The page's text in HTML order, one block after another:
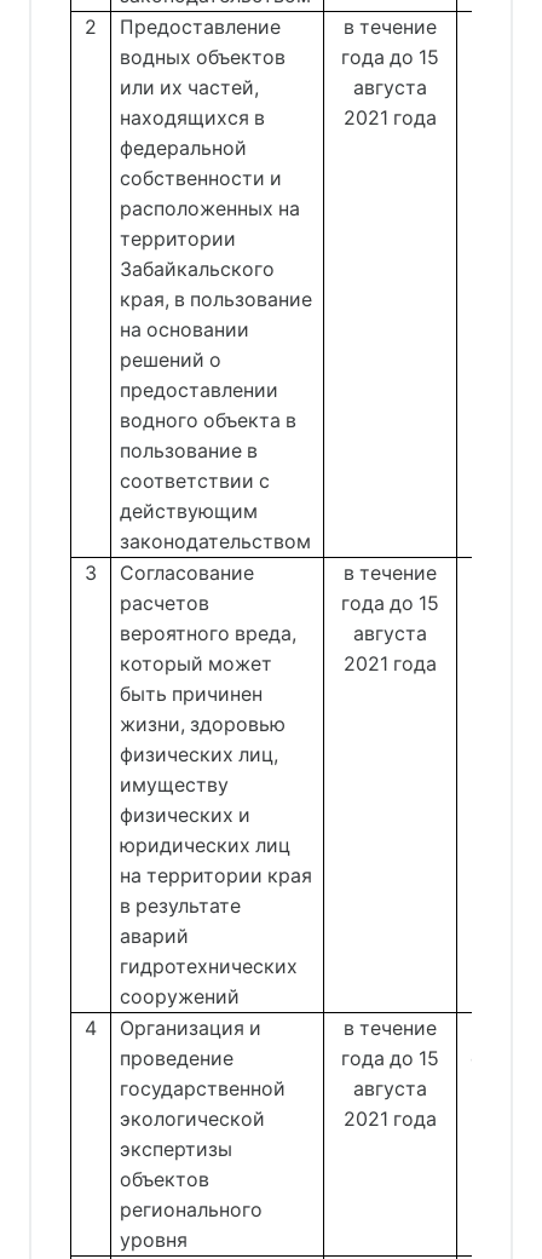
2
Предоставление
водных объектов
или их частей,
находящихся в
федеральной
собственности и
расположенных на
территории
Забайкальского
края, в пользование
на основании
решений о
предоставлении
водного объекта в
пользование в
соответствии с
действующим
законодательством
в течение
года до 15
августа
2021 года
3
Согласование
расчетов
вероятного вреда,
который может
быть причинен
жизни, здоровью
физических лиц,
имуществу
физических и
юридических лиц
на территории края
в результате
аварий
гидротехнических
сооружений
в течение
года до 15
августа
2021 года
4
Организация и
проведение
государственной
экологической
экспертизы
объектов
регионального
уровня
в течение
года до 15
августа
2021 года